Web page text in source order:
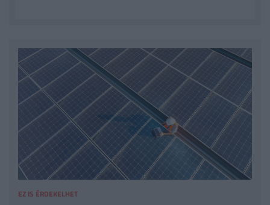
EZ IS ÉRDEKELHET